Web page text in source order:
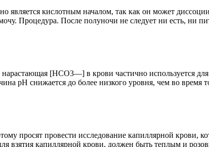
кислотным началом, так как он может
Процедура. После полуночи не следует ни есть, ни
[НСО3—] в крови частично используется
рН снижается до более низкого уровня, чем во время
просят провести исследование капиллярной крови,
взятия капиллярной крови, должен быть теплым и